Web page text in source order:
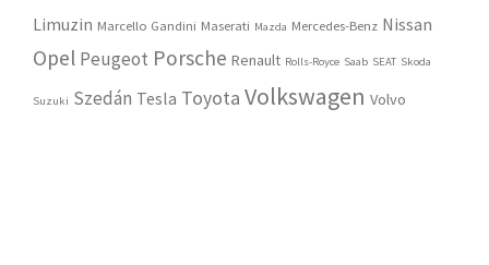
Limuzin Marcello Gandini Maserati Mazda Mercedes-Benz Nissan
Opel Peugeot Porsche Renault Rolls-Royce Saab SEAT Skoda
Suzuki Szedán Tesla Toyota Volkswagen Volvo